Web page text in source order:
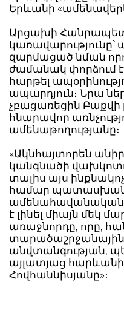
Երևանի
Արցախի
զարմացած նման
ժամանակ փորձում
հարթել
ապարդյուն։ Նրա
չբացառեցին
հնարավոր
ամենաթողությանը։
«Ակնհայտորեն
կանգնածի
տալիս այս
համար
ամենահավանական
է լինել միայն մեկ
առաջնորդը, որը,
անվտանգության,
այլատյաց հարևանի
Հովհաննիսյանը»։